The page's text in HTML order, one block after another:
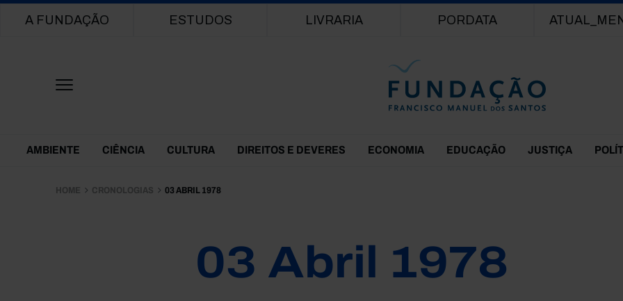
Main navigation
A FUNDAÇÃO ESTUDOS LIVRARIA PORDATA
Themes Menu
AMBIENTE CIÊNCIA CULTURA DIREITOS E DEVERES ECONOMIA EDUCAÇÃO JUSTIÇA
HOME CRONOLOGIAS 03 ABRIL 1978
03 Abril 1978